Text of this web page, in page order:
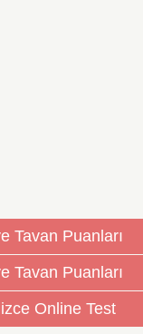
Tavan Puanları
Tavan Puanları
Online Test